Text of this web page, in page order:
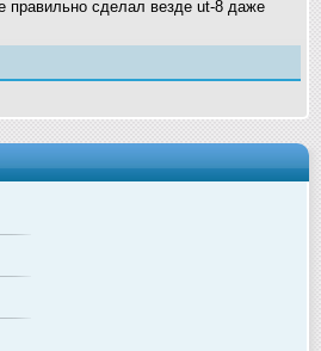
правильно сделал везде ut-8 даже